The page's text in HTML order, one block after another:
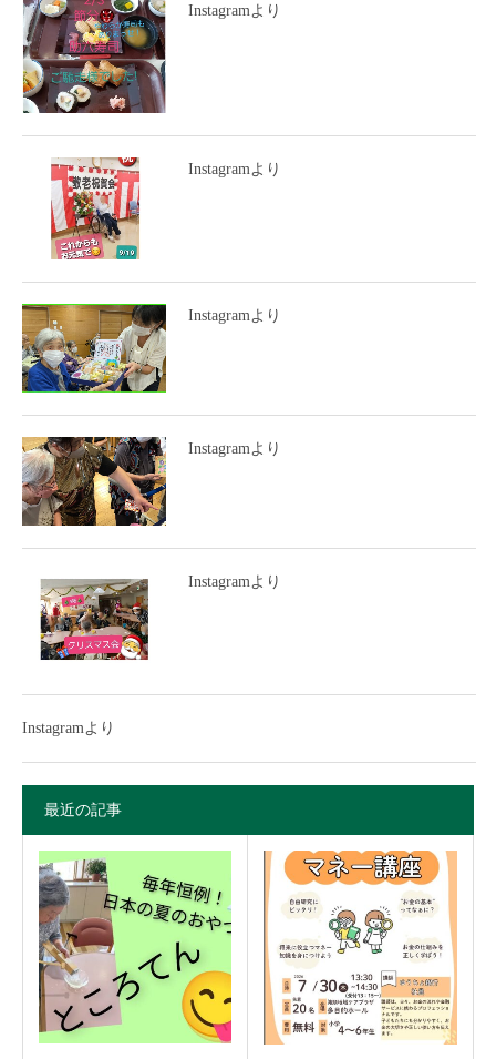
Instagramより
Instagramより
Instagramより
Instagramより
Instagramより
Instagramより
最近の記事